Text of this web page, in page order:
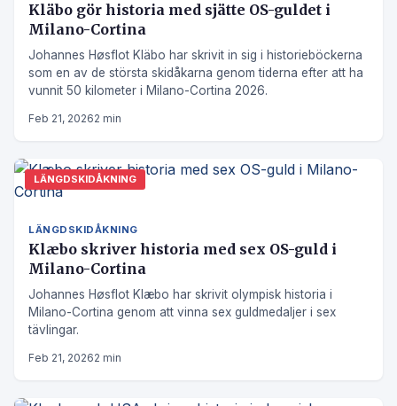
Kläbo gör historia med sjätte OS-guldet i
Milano-Cortina
Johannes Høsflot Kläbo har skrivit in sig i historieböckerna
som en av de största skidåkarna genom tiderna efter att ha
vunnit 50 kilometer i Milano-Cortina 2026.
Feb 21, 20262 min
LÄNGDSKIDÅKNING
LÄNGDSKIDÅKNING
Klæbo skriver historia med sex OS-guld i
Milano-Cortina
Johannes Høsflot Klæbo har skrivit olympisk historia i
Milano-Cortina genom att vinna sex guldmedaljer i sex
tävlingar.
Feb 21, 20262 min